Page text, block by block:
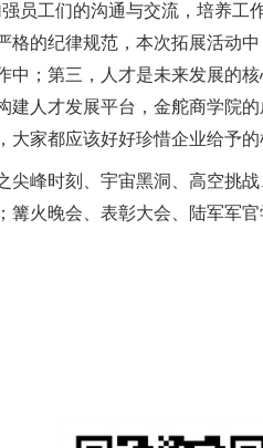
员工们的沟通与交流，培养工
格的纪律规范，本次拓展活动
；第三，人才是未来发展的核
建人才发展平台， 金舵商学院
大家都应该好好珍惜企业给予
尖峰时刻、宇宙黑洞、高空挑
篝火晚会、表彰大会、陆军军